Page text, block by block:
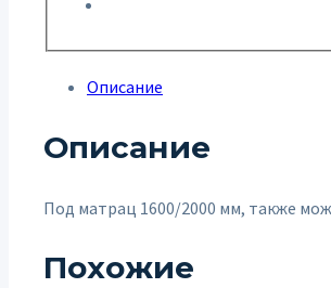
Описание
Описание
Под матрац 1600/2000 мм, также
Похожие